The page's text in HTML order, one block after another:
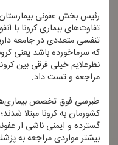
رئیس بخش عفونی
تفاوت‌های بیماری كرونا با
تنفسی متعددی در جامعه
كه سرماخورده باشد یعنی
نظرعلایم خیلی فرقی بین
مراجعه و تست داد.
طبرسی فوق تخصص
كشورمان به كرونا مبتلا
گسترده و ایمنی ناشی از
بیشتر مواردی مراجعه به